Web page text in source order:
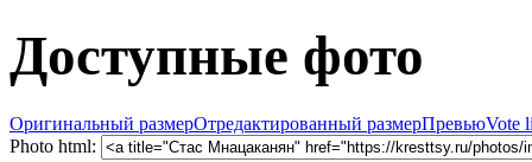
Доступные фото
Оригинальный размерОтредактированный размерПревьюVote
Photo html: